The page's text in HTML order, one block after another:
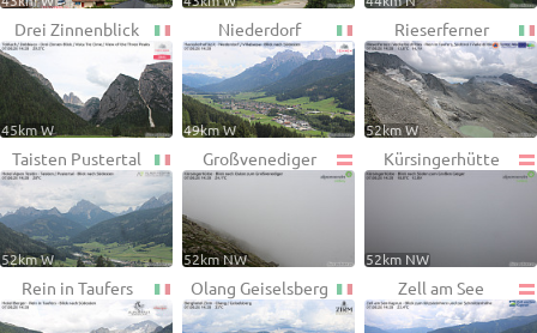
Drei Zinnenblick
45km W
Niederdorf
49km W
Rieserferner
52km W
Taisten Pustertal
52km W
Großvenediger
52km NW
Kürsingerhütte
52km NW
Rein in Taufers Olang Geiselsberg Zell am See